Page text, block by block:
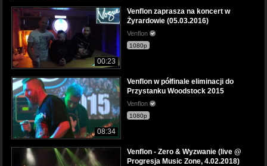
00:23
Venflon zaprasza na koncert w
Żyrardowie (05.03.2016)
Venflon
1080p
08:34
Venflon w półfinale eliminacji do
Przystanku Woodstock 2015
Venflon
1080p
Venflon - Zero & Wyzwanie (live @
Progresja Music Zone, 4.02.2018)